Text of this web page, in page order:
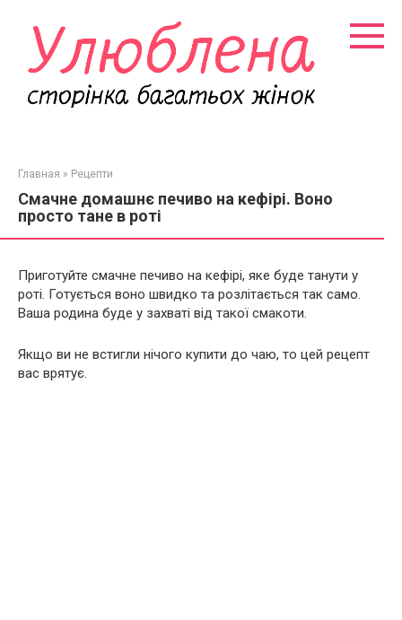
контенту
Главная » Рецепти
Смачне домашнє печиво на кефірі. Воно
просто тане в роті
Приготуйте смачне печиво на кефірі, яке буде танути у
роті. Готується воно швидко та розлітається так само.
Ваша родина буде у захваті від такої смакоти.
Якщо ви не встигли нічого купити до чаю, то цей рецепт
вас врятує.